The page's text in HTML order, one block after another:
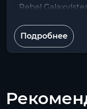
Rebel
Подробнее